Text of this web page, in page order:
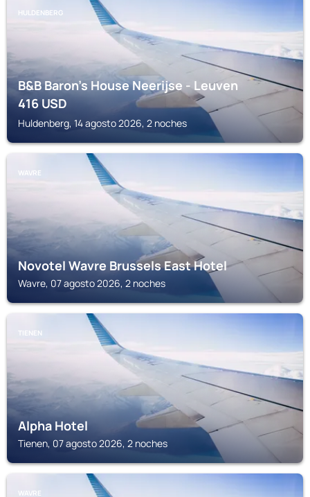
HULDENBERG
B&B Baron's House Neerijse - Leuven
416USD
Huldenberg, 14 agosto 2026, 2 noches
WAVRE
Novotel Wavre Brussels East Hotel
Wavre, 07 agosto 2026, 2 noches
TIENEN
Alpha Hotel
Tienen, 07 agosto 2026, 2 noches
WAVRE